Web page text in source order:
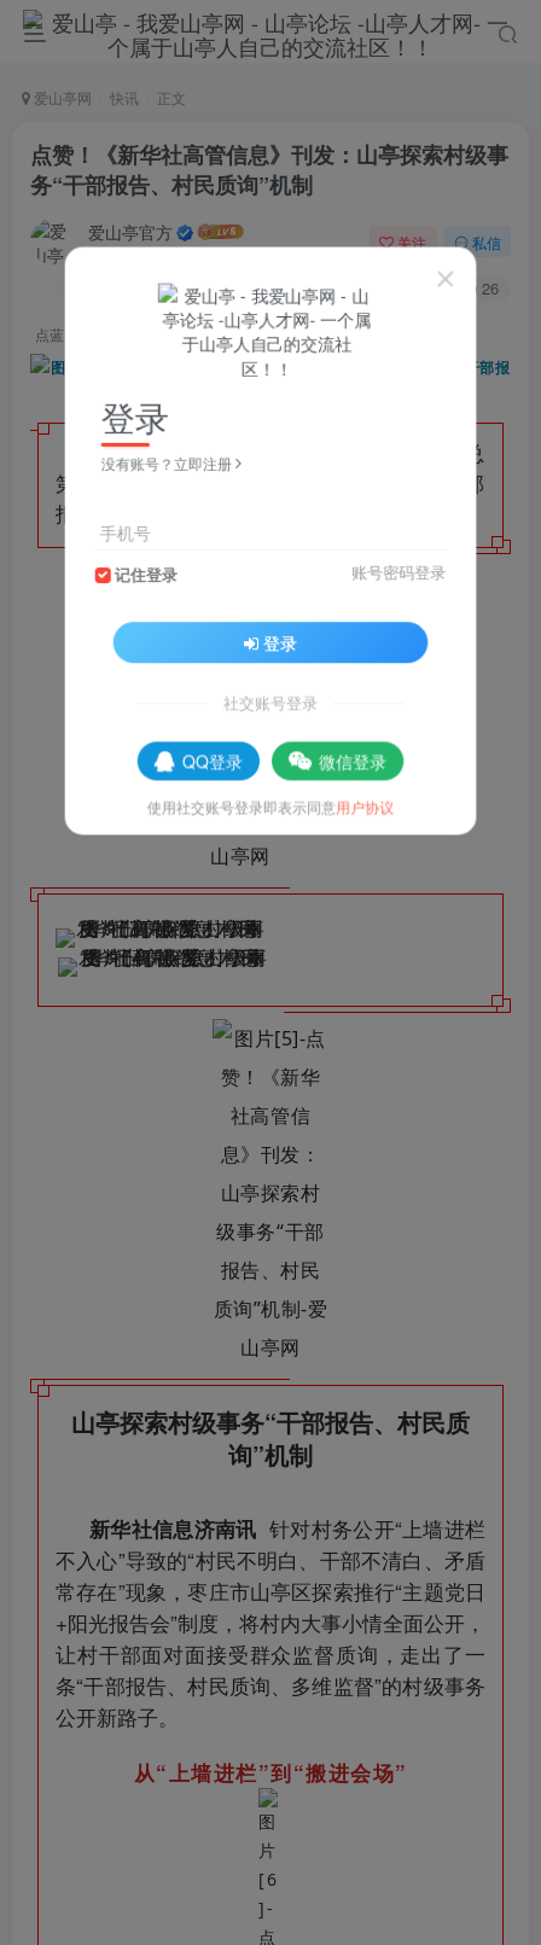
爱山亭网 快讯 正文
点赞！《新华社高管信息》刊发：山亭探索村级事
务“干部报告、村民质询”机制
爱山亭官方
4年前发布
关注 私信
122 26
点蓝色字关注 “山亭快报”
近日，《新华社高管信息》（第31期 总
第312期）刊发《山亭探索村级事务“干部
报告、村民质询”机制》，全文如下。
山亭探索村级事务“干部报告、村民质
询”机制
新华社信息济南讯 针对村务公开“上墙进栏
不入心”导致的“村民不明白、干部不清白、矛盾
常存在”现象，枣庄市山亭区探索推行“主题党日
+阳光报告会”制度，将村内大事小情全面公开，
让村干部面对面接受群众监督质询，走出了一
条“干部报告、村民质询、多维监督”的村级事务
公开新路子。
从“上墙进栏”到“搬进会场”
登录
没有账号？立即注册
手机号
记住登录 账号密码登录
登录
社交账号登录
QQ登录 微信登录
使用社交账号登录即表示同意用户协议